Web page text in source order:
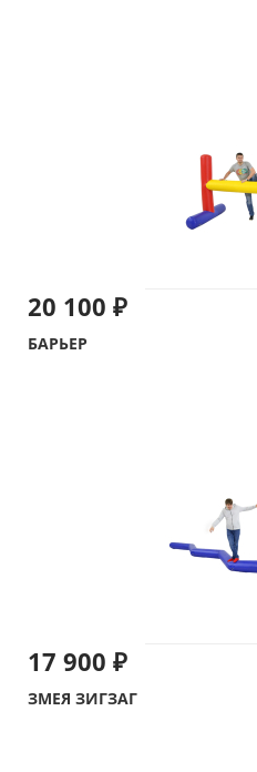
20 100 ₽
БАРЬЕР
17 900 ₽
ЗМЕЯ ЗИГЗАГ